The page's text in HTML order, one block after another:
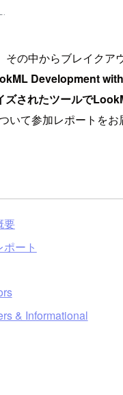
その中からブレイクア
Development
ズされたツールで
いて参加レポートをお
要
ート
& Informational